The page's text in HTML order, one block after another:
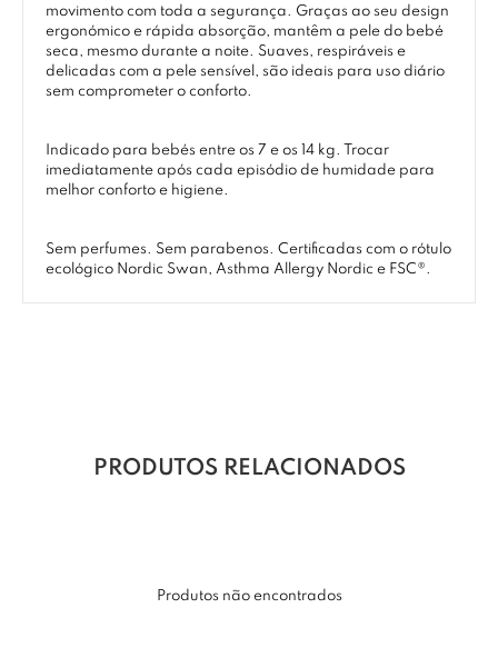
movimento com toda a segurança. Graças ao seu design
ergonómico e rápida absorção, mantêm a pele do bebé
seca, mesmo durante a noite. Suaves, respiráveis e
delicadas com a pele sensível, são ideais para uso diário
sem comprometer o conforto.
Indicado para bebés entre os 7 e os 14 kg. Trocar
imediatamente após cada episódio de humidade para
melhor conforto e higiene.
Sem perfumes. Sem parabenos. Certificadas com o rótulo
ecológico Nordic Swan, Asthma Allergy Nordic e FSC®.
PRODUTOS RELACIONADOS
Produtos não encontrados